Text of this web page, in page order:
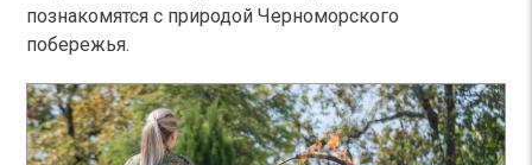
познакомятся с природой Черноморского
побережья.